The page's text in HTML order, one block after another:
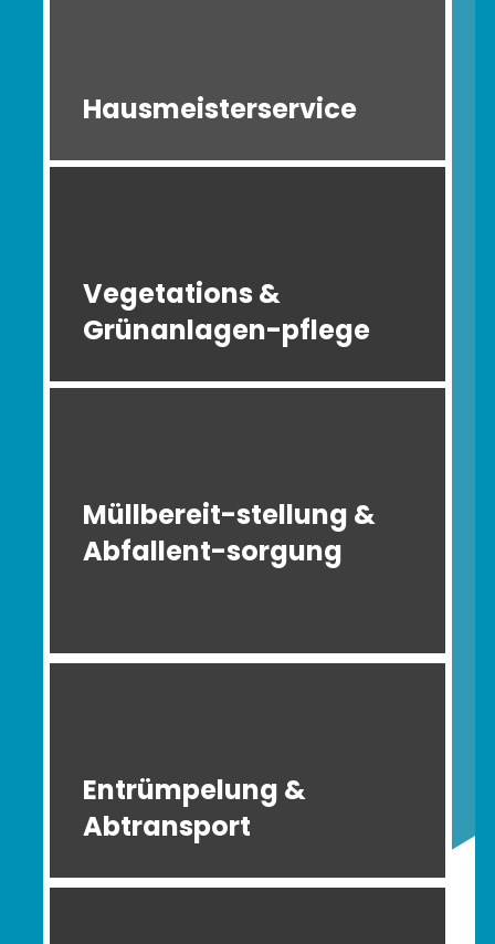
Hausmeisterservice
Vegetations &
Grünanlagen-pflege
Müllbereit-stellung &
Abfallent-sorgung
Entrümpelung &
Abtransport